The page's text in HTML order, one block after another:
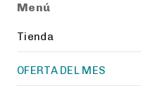
Menú
Tienda
OFERTA DEL MES